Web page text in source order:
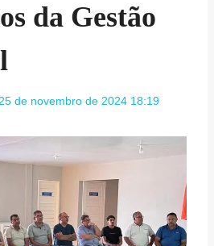
da Gestão
25 de novembro de 2024 18:19